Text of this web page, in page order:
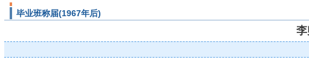
毕业班称届(1967年后)
李